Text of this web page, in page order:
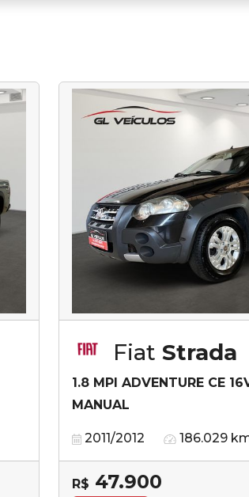
Fiat Strada
1.8 MPI ADVENTURE CE
MANUAL
2011/2012 186.029
R$ 47.900